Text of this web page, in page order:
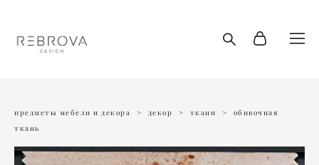
предметы мебели и декора > декор > ткани >
обивочная
ткань